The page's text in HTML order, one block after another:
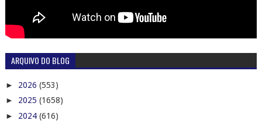
ARQUIVO DO BLOG
► 2026 (553)
► 2025 (1658)
► 2024 (616)